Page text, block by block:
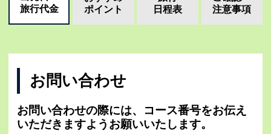
旅行代金
ポイント
日程表
注意事項
お問い合わせ
お問い合わせの際には、コース番号をお伝え
いただきますようお願いいたします。